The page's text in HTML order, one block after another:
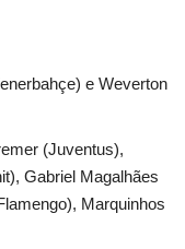
e Weverton
(Juventus),
Gabriel Magalhães
Marquinhos